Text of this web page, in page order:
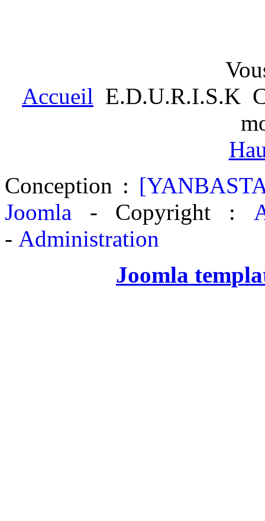
Accueil E.D.U.R.I.S.K
Conception :
Joomla - Copyright :
- Administration
Joomla